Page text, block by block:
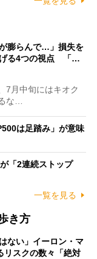
膨らんで…」損失を
げる4つの視点 「…
7月中旬にはキオク
な…
は足踏み」が意味
「2連続ストップ
一覧を見る
き方
ない」イーロン・マ
リスクの数々「絶対